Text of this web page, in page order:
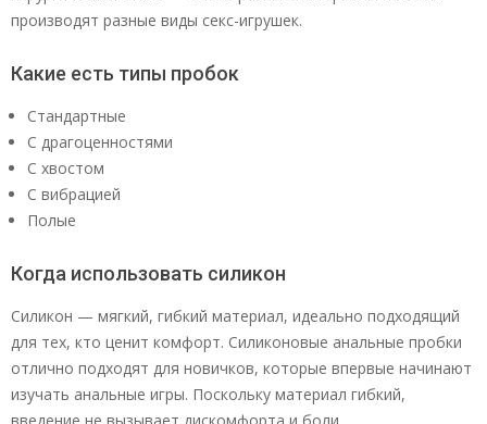
производят разные виды секс-игрушек.
Какие есть типы пробок
Стандартные
С драгоценностями
С хвостом
С вибрацией
Полые
Когда использовать силикон
Силикон — мягкий, гибкий материал, идеально подходящий
для тех, кто ценит комфорт. Силиконовые анальные пробки
отлично подходят для новичков, которые впервые начинают
изучать анальные игры. Поскольку материал гибкий,